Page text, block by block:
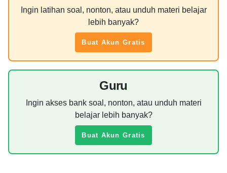
Ingin latihan soal, nonton, atau unduh materi belajar
lebih banyak?
Buat Akun Gratis
Guru
Ingin akses bank soal, nonton, atau unduh materi
belajar lebih banyak?
Buat Akun Gratis